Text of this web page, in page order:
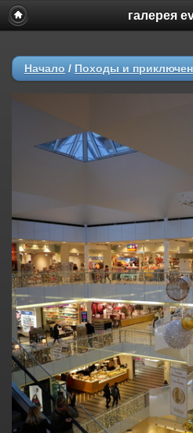
галерея
Начало / Походы и